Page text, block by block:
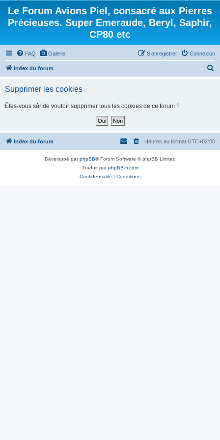
Le Forum Avions Piel, consacré aux Pierres
Précieuses. Super Emeraude, Beryl, Saphir,
CP80 etc
FAQ Galerie Connexion
S’enregistrer
Index du forum
h
Supprimer les cookies
Êtes-vous sûr de vouloir supprimer tous les cookies de ce forum ?
Index du forum Heures au format UTC+02:00
Développé parphpBB® Forum Software © phpBB Limited
Traduit parphpBB-fr.com
Confidentialité | Conditions